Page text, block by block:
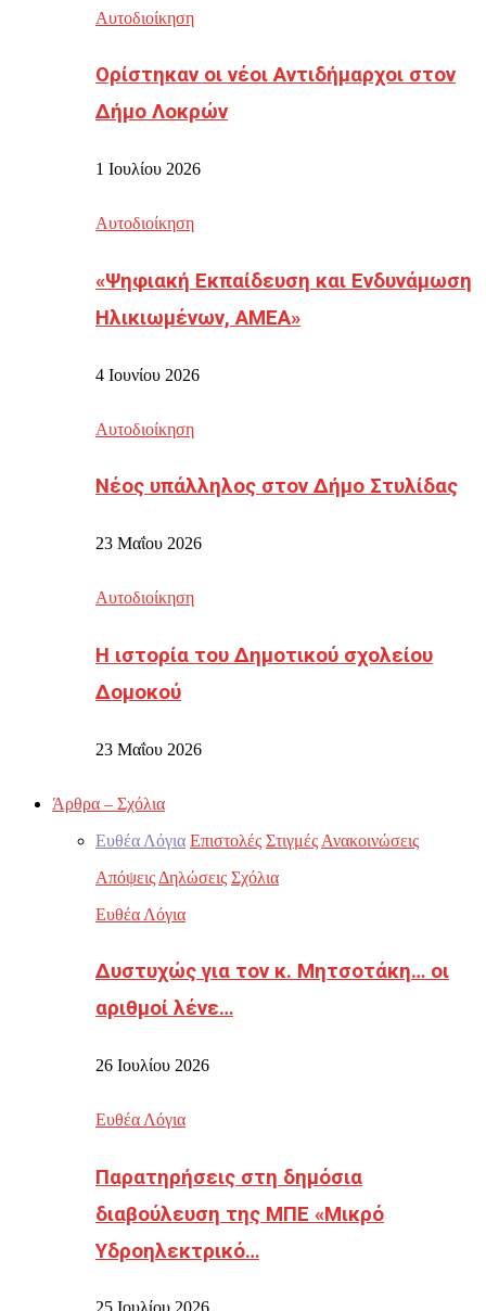
Αυτοδιοίκηση
Ορίστηκαν οι νέοι Αντιδήμαρχοι στον
Δήμο Λοκρών
1 Ιουλίου 2026
Αυτοδιοίκηση
«Ψηφιακή Εκπαίδευση και Ενδυνάμωση
Ηλικιωμένων, ΑΜΕΑ»
4 Ιουνίου 2026
Αυτοδιοίκηση
Νέος υπάλληλος στον Δήμο Στυλίδας
23 Μαΐου 2026
Αυτοδιοίκηση
Η ιστορία του Δημοτικού σχολείου
Δομοκού
23 Μαΐου 2026
Άρθρα – Σχόλια
Ευθέα Λόγια Επιστολές Στιγμές Ανακοινώσεις
Απόψεις Δηλώσεις Σχόλια
Ευθέα Λόγια
Δυστυχώς για τον κ. Μητσοτάκη… οι
αριθμοί λένε…
26 Ιουλίου 2026
Ευθέα Λόγια
Παρατηρήσεις στη δημόσια
διαβούλευση της ΜΠΕ «Μικρό
Υδροηλεκτρικό…